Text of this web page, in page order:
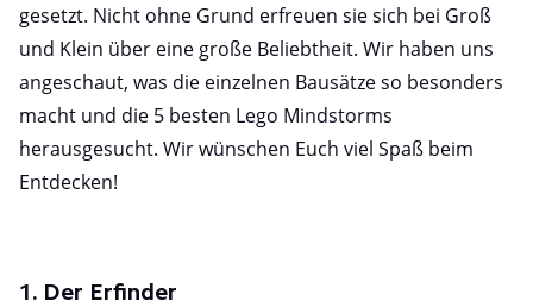
gesetzt. Nicht ohne Grund erfreuen sie sich bei Groß
und Klein über eine große Beliebtheit. Wir haben uns
angeschaut, was die einzelnen Bausätze so besonders
macht und die 5 besten Lego Mindstorms
herausgesucht. Wir wünschen Euch viel Spaß beim
Entdecken!
1. Der Erfinder